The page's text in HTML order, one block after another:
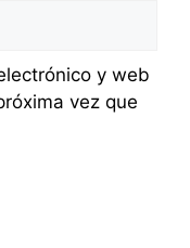
y web
vez que